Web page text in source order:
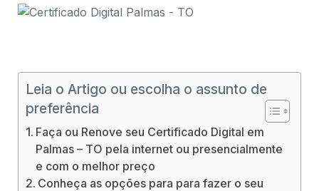
Leia o Artigo ou escolha o assunto de
preferência
Faça ou Renove seu Certificado Digital em
Palmas – TO pela internet ou presencialmente
e com o melhor preço
Conheça as opções para para fazer o seu